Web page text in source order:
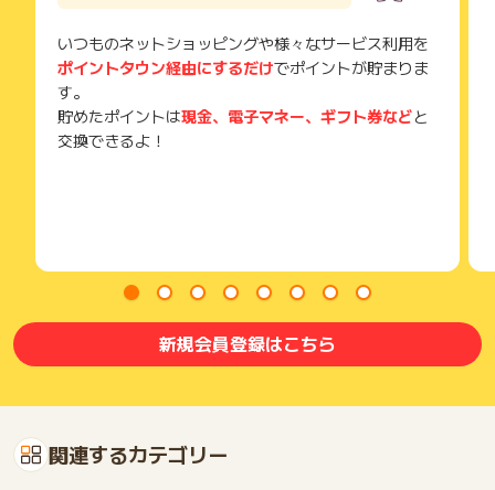
いつものネットショッピングや様々なサービス利用を
ポイントタウン経由にするだけでポイントが貯まりま
す。
貯めたポイントは現金、電子マネー、ギフト券などと
交換できるよ！
新規会員登録はこちら
関連するカテゴリー